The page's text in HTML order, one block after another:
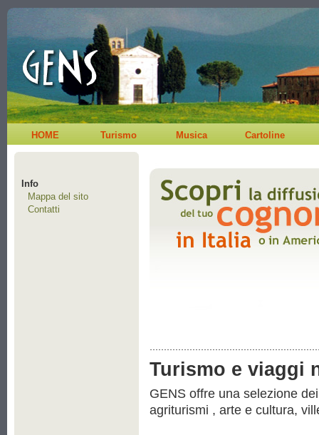
HOME Turismo Musica Cartoline
Info
Mappa del sito
Contatti
Turismo e viaggi
GENS offre una selezione
agriturismi , arte e cultura,